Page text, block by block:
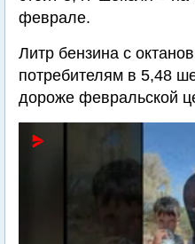
феврале.
Литр бензина с
потребителям в 5,48
дороже февральской